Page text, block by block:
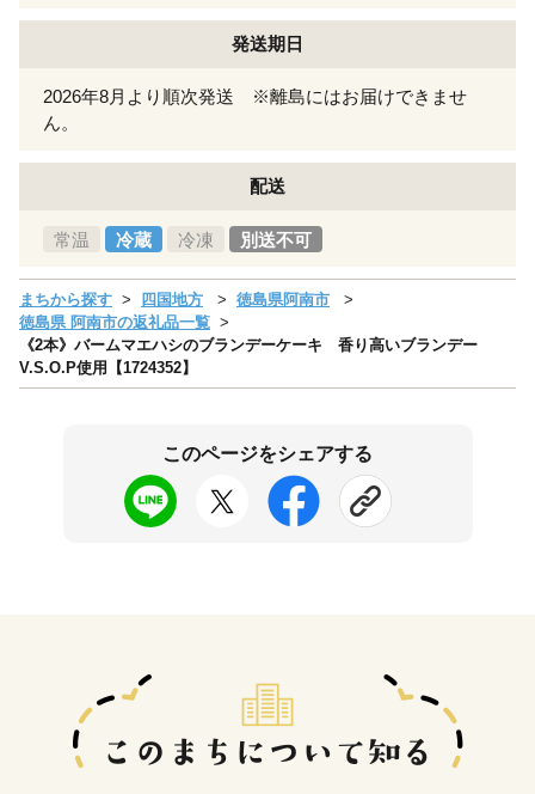
発送期日
2026年8月より順次発送 ※離島にはお届けできませ
ん。
配送
常温 冷蔵 冷凍 別送不可
まちから探す 四国地方
徳島県阿南市
徳島県 阿南市の返礼品一覧
《2本》バームマエハシのブランデーケーキ 香り高いブランデー
V.S.O.P使用【1724352】
このページをシェアする